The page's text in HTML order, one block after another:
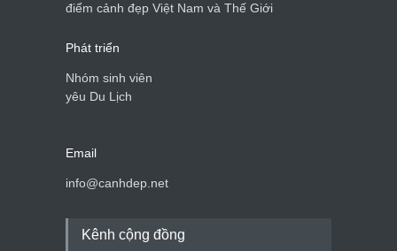
Cảnh đẹp Việt Nam 24/04/2020
điểm cảnh đẹp Việt Nam và Thế Giới
Phát triển
Nhóm sinh viên
yêu Du Lịch
Email
info@canhdep.net
Kênh cộng đồng